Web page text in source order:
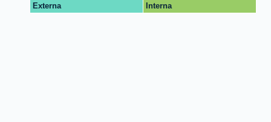
Externa Interna